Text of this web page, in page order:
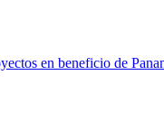
en beneficio de